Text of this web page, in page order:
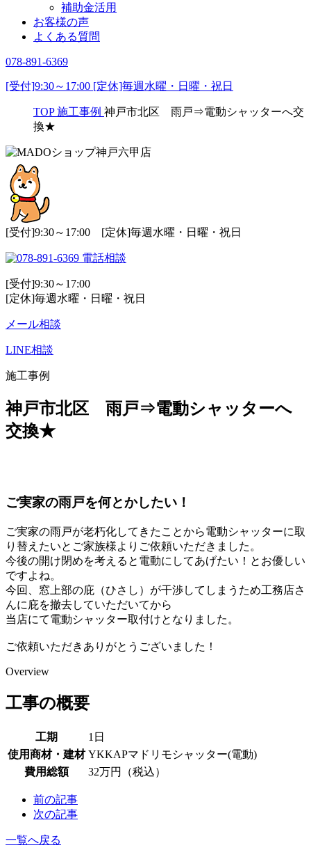
補助金活用
お客様の声
よくある質問
078-891-6369
[受付]9:30～17:00 [定休]毎週水曜・日曜・祝日
TOP 施工事例 神戸市北区 雨戸⇒電動シャッターへ交
換★
[受付]9:30～17:00 [定休]毎週水曜・日曜・祝日
電話相談
[受付]9:30～17:00
[定休]毎週水曜・日曜・祝日
メール相談
LINE相談
施工事例
神戸市北区 雨戸⇒電動シャッターへ
交換★
ご実家の雨戸を何とかしたい！
ご実家の雨戸が老朽化してきたことから電動シャッターに取
り替えたいとご家族様よりご依頼いただきました。
今後の開け閉めを考えると電動にしてあげたい！とお優しい
ですよね。
今回、窓上部の庇（ひさし）が干渉してしまうため工務店さ
んに庇を撤去していただいてから
当店にて電動シャッター取付けとなりました。
ご依頼いただきありがとうございました！
Overview
工事の概要
工期
1日
使用商材・建材 YKKAPマドリモシャッター(電動)
費用総額
32万円（税込）
前の記事
次の記事
一覧へ戻る